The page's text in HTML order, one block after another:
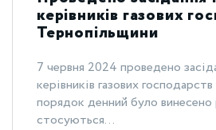
керівників газових
Тернопільщини
7 червня 2024 проведено
керівників газових
порядок денний було
стосуються...